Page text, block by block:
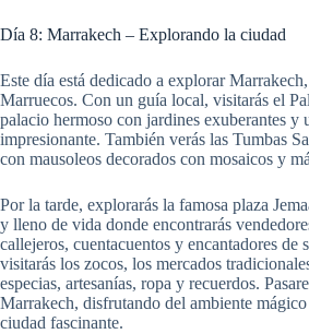
Día 8: Marrakech – Explorando la ciudad
Este día está dedicado a explorar
Marruecos. Con un guía local, visitarás el
palacio hermoso con jardines exuberantes y
impresionante. También verás las Tumbas
con mausoleos decorados con mosaicos y
Por la tarde, explorarás la famosa plaza
y lleno de vida donde encontrarás
callejeros, cuentacuentos y encantadores de
visitarás los zocos, los mercados
especias, artesanías, ropa y recuerdos.
Marrakech, disfrutando del ambiente mágico
ciudad fascinante.